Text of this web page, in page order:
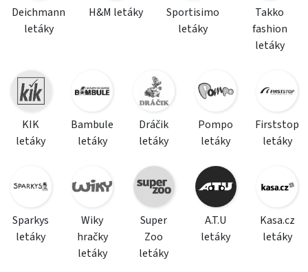
Deichmann
letáky
H&M letáky
Sportisimo
letáky
Takko
fashion
letáky
KIK
letáky
Bambule
letáky
Dráčik
letáky
Pompo
letáky
Firststop
letáky
Sparkys
letáky
Wiky
hračky
letáky
Super
Zoo
letáky
A.T.U
letáky
Kasa.cz
letáky